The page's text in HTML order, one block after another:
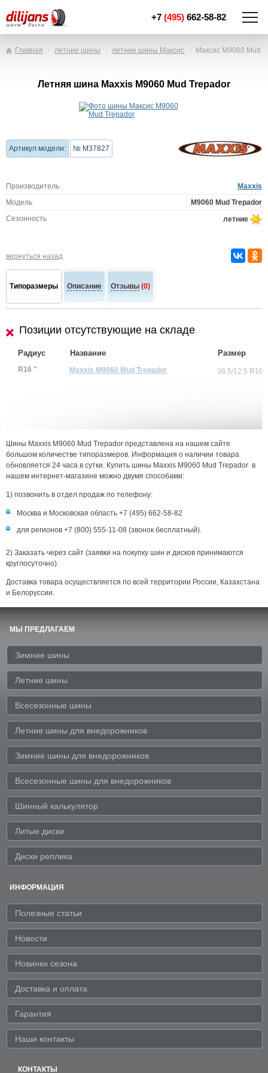
+7 (495) 662-58-82
Главная летние шины летние шины Максис Максис M9060 Mud
Летняя шина Maxxis M9060 Mud Trepador
Артикул модели: № M37827
Производитель
Maxxis
Модель
M9060 Mud Trepador
Сезонность
летние
вернуться назад
Типоразмеры Описание Отзывы (0)
Позиции отсутствующие на складе
Радиус Название Размер
R16 " Maxxis M9060 Mud Trepador 38.5/12.5 R16
Шины Maxxis M9060 Mud Trepador представлена на нашем сайте
большом количестве типоразмеров. Информация о наличии товара
обновляется 24 часа в сутки. Купить шины Maxxis M9060 Mud Trepador в
нашем интернет-магазине можно двумя способами:
1) позвонить в отдел продаж по телефону:
Москва и Московская область +7 (495) 662-58-82
для регионов +7 (800) 555-11-08 (звонок бесплатный).
2) Заказать через сайт (заявки на покупку шин и дисков принимаются
круглосуточно).
Доставка товара осуществляется по всей территории России, Казахстана
и Белоруссии.
МЫ ПРЕДЛАГАЕМ
Зимние шины
Летние шины
Всесезонные шины
Летние шины для внедорожников
Зимние шины для внедорожников
Всесезонные шины для внедорожников
Шинный калькулятор
Литые диски
Диски реплика
ИНФОРМАЦИЯ
Полезные статьи
Новости
Новинки сезона
Доставка и оплата
Гарантия
Наши контакты
КОНТАКТЫ